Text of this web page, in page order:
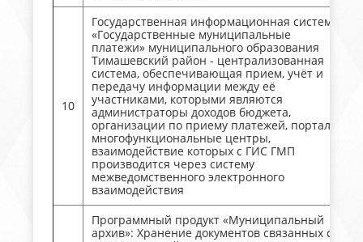
10
Государственная информационная система
«Государственные муниципальные
платежи» муниципального образования
Тимашевский район - централизованная
система, обеспечивающая прием, учёт и
передачу информации между её
участниками, которыми являются
администраторы доходов бюджета,
организации по приему платежей, порталы,
многофункциональные центры,
взаимодействие которых с ГИС ГМП
производится через систему
межведомственного электронного
взаимодействия
Программный продукт «Муниципальный
архив»: Хранение документов связанных с